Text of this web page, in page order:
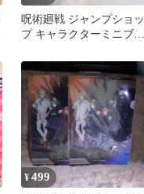
呪術廻戦 ジャンプショッ
プ キャラクターミニブロ
品
¥499